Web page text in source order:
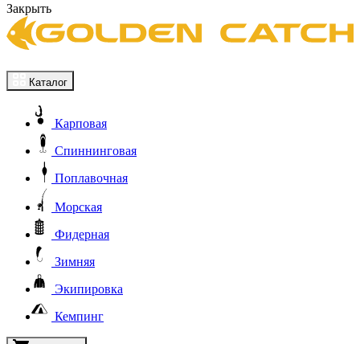
Закрыть
Каталог
Карповая
Спиннинговая
Поплавочная
Морская
Фидерная
Зимняя
Экипировка
Кемпинг